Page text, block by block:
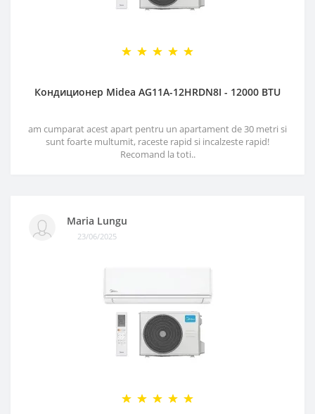
Кондиционер Midea AG11A-12HRDN8I - 12000 BTU
am cumparat acest apart pentru un apartament de 30 metri si
sunt foarte multumit, raceste rapid si incalzeste rapid!
Recomand la toti..
Maria Lungu
23/06/2025